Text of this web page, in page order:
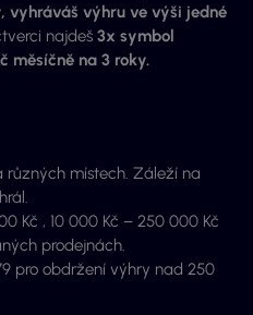
vyhráváš výhru ve výši jedné
najdeš 3x symbol
měsíčně na 3 roky.
různých místech. Záleží na
Kč , 10 000 Kč – 250 000 Kč
prodejnách.
pro obdržení výhry nad 250